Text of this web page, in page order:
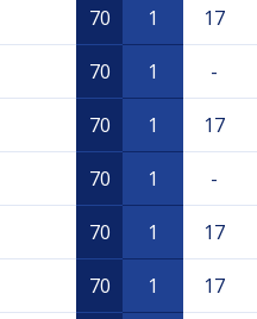
70 1 17
70 1 -
70 1 17
70 1 -
70 1 17
70 1 17